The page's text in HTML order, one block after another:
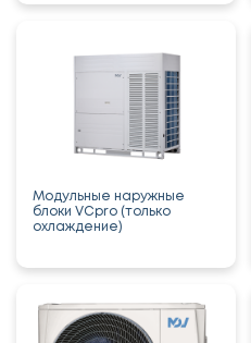
Модульные наружные
блоки VCpro (только
охлаждение)